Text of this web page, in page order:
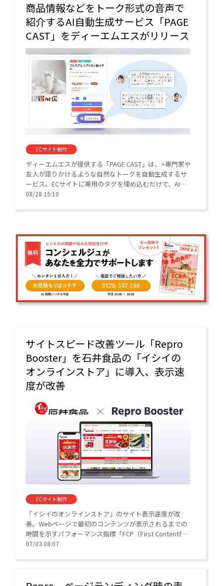
商品情報などをトーク形式の音声で
紹介するAI自動生成サービス「PAGE
CAST」をディーエムエスがリリース
ECサイト制作
ディーエムエスが提供する「PAGE CAST」は、>専門家や
友人が語りかけるような自然なトークを自動生成するサ
ービス。ECサイトに専用のタグを埋め込むだけで、AIが
掲載情報を読み取り、ポッドキャスト番組のようなトー
08/28 15:10
サイトスピード改善ツール「Repro
Booster」を石井食品の「イシイの
オンラインストア」に導入、表示速
度が改善
ECサイト制作
「イシイのオンラインストア」のサイト表示速度が改
善。Webページで最初のコンテンツが表示されるまでの
時間を示すパフォーマンス指標「FCP（First Contentful
Paint）」と、Webページで最も大きなコンテンツ要素が
07/03 08:07